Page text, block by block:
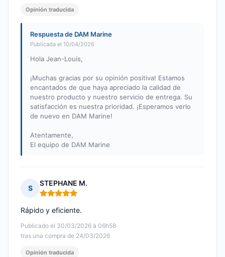
Opinión traducida
Respuesta de DAM Marine
Publicada el 10/04/2026
Hola Jean-Louis,
¡Muchas gracias por su opinión positiva! Estamos
encantados de que haya apreciado la calidad de
nuestro producto y nuestro servicio de entrega. Su
satisfacción es nuestra prioridad. ¡Esperamos verlo
de nuevo en DAM Marine!
Atentamente,
El equipo de DAM Marine
S
STEPHANE M.
Nota: 5 de 5
Publicado el 30/03/2026 à 06h58
tras una compra de 24/03/2026
Rápido y eficiente.
Opinión traducida